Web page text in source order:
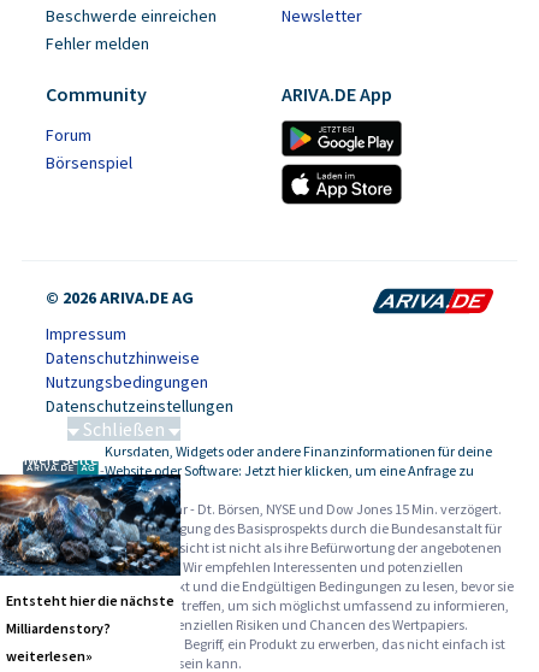
Beschwerde einreichen
Fehler melden
Newsletter
Community
Forum
Börsenspiel
ARIVA.DE App
© 2026 ARIVA.DE AG
Impressum
Datenschutzhinweise
Nutzungsbedingungen
Datenschutzeinstellungen
-
Kursdaten, Widgets oder andere Finanzinformationen für deine
Website oder Software: Jetzt hier klicken, um eine Anfrage zu
stellen.
Alle Angaben ohne Gewähr - Dt. Börsen, NYSE und Dow Jones 15 Min. verzögert.
Werbehinweise:Die Billigung des Basisprospekts durch die Bundesanstalt für
Finanzdienstleistungsaufsicht ist nicht als ihre Befürwortung der angebotenen
Wertpapiere zu verstehen. Wir empfehlen Interessenten und potenziellen
Anlegern den Basisprospekt und die Endgültigen Bedingungen zu lesen, bevor sie
eine Anlageentscheidung treffen, um sich möglichst umfassend zu informieren,
insbesondere über die potenziellen Risiken und Chancen des Wertpapiers.
Warnhinweise: Sie sind im Begriff, ein Produkt zu erwerben, das nicht einfach ist
und schwer zu verstehen sein kann.
Schließen
Schwere Seltene Erden
Entsteht hier die nächste
Milliardenstory?
weiterlesen»